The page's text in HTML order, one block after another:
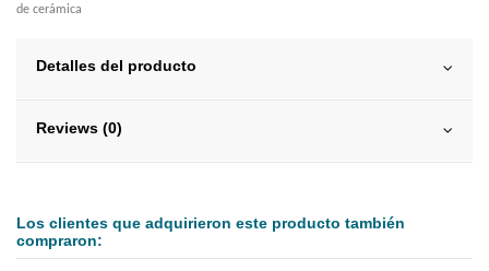
de cerámica
Detalles del producto
Reviews (0)
Los clientes que adquirieron este producto también
compraron: